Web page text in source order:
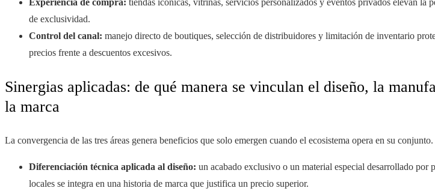
Experiencia de compra: tiendas icónicas, vitrinas, servicios personalizados y eventos privados elevan la
de exclusividad.
Control del canal: manejo directo de boutiques, selección de distribuidores y limitación de inventario
precios frente a descuentos excesivos.
Sinergias aplicadas: de qué manera se vinculan el diseño, la
la marca
La convergencia de las tres áreas genera beneficios que solo emergen cuando el ecosistema opera en su conjunto.
Diferenciación técnica aplicada al diseño: un acabado exclusivo o un material especial desarrollado por
locales se integra en una historia de marca que justifica un precio superior.